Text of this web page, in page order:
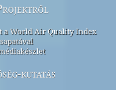
a World Air Quality Index
kutatás